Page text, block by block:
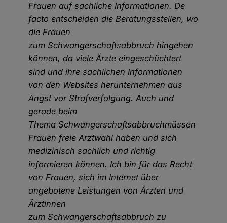
Frauen auf sachliche Informationen. De
facto entscheiden die Beratungsstellen, wo
die Frauen
zum Schwangerschaftsabbruch hingehen
können, da viele Ärzte eingeschüchtert
sind und ihre sachlichen Informationen
von den Websites herunternehmen aus
Angst vor Strafverfolgung. Auch und
gerade beim
Thema Schwangerschaftsabbruchmüssen
Frauen freie Arztwahl haben und sich
medizinisch sachlich und richtig
informieren können. Ich bin für das Recht
von Frauen, sich im Internet über
angebotene Leistungen von Ärzten und
Ärztinnen
zum Schwangerschaftsabbruch zu